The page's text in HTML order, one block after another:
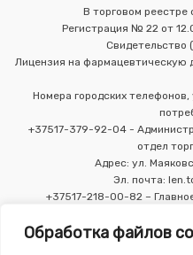
Обработка файлов
В торговом
Регистрация № 22 от
Лицензия на фармацевтическую
Номера городских
+37517-379-92-04 -
отдел
Адрес: ул.
Эл. почта:
+37517-218-00-82 –